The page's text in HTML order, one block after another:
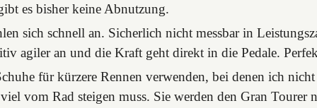
es bisher keine Abnutzung.
sich schnell an. Sicherlich nicht messbar in
agiler an und die Kraft geht direkt in die Pedale.
für kürzere Rennen verwenden, bei denen ich nicht
vom Rad steigen muss. Sie werden den Gran Tourer